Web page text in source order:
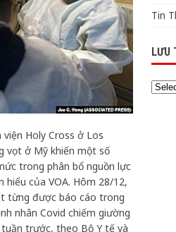
Holy Cross ở Los
vọt ở Mỹ khiến một số
trong phân bổ nguồn lực
của VOA. Hôm 28/12,
từng được báo cáo trong
nhân Covid chiếm giường
trước, theo Bộ Y tế và
Tin
LƯU